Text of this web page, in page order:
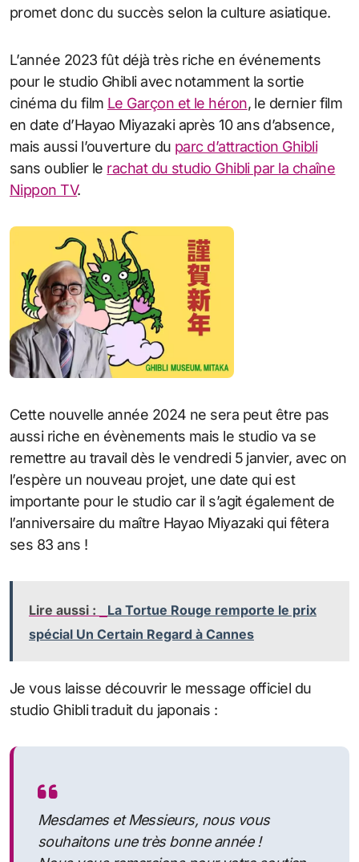
promet donc du succès selon la culture asiatique.
L’année 2023 fût déjà très riche en événements
pour le studio Ghibli avec notamment la sortie
cinéma du film Le Garçon et le héron, le dernier film
en date d’Hayao Miyazaki après 10 ans d’absence,
mais aussi l’ouverture du parc d’attraction Ghibli
sans oublier le rachat du studio Ghibli par la chaîne
Nippon TV.
Cette nouvelle année 2024 ne sera peut être pas
aussi riche en évènements mais le studio va se
remettre au travail dès le vendredi 5 janvier, avec on
l’espère un nouveau projet, une date qui est
importante pour le studio car il s’agit également de
l’anniversaire du maître Hayao Miyazaki qui fêtera
ses 83 ans !
Lire aussi :
La Tortue Rouge remporte le prix
spécial Un Certain Regard à Cannes
Je vous laisse découvrir le message officiel du
studio Ghibli traduit du japonais :
Mesdames et Messieurs, nous vous
souhaitons une très bonne année !